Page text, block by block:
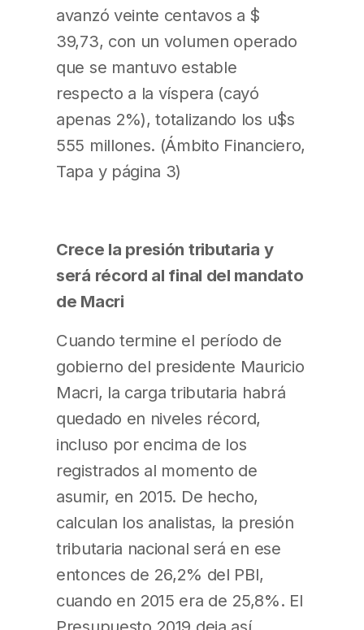
avanzó veinte centavos a $
39,73, con un volumen operado
que se mantuvo estable
respecto a la víspera (cayó
apenas 2%), totalizando los u$s
555 millones. (Ámbito Financiero,
Tapa y página 3)
Crece la presión tributaria y
será récord al final del mandato
de Macri
Cuando termine el período de
gobierno del presidente Mauricio
Macri, la carga tributaria habrá
quedado en niveles récord,
incluso por encima de los
registrados al momento de
asumir, en 2015. De hecho,
calculan los analistas, la presión
tributaria nacional será en ese
entonces de 26,2% del PBI,
cuando en 2015 era de 25,8%. El